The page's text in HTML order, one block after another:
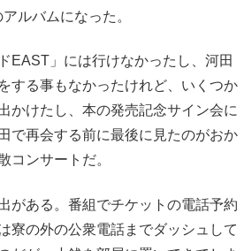
ルバムになった。
EAST」には行けなかったし、河田
する事もなかったけれど、いくつか
かけたし、本の発売記念サイン会に
で再会する前に最後に見たのがおか
コンサートだ。
がある。番組でチケットの電話予約
寮の外の公衆電話までダッシュして